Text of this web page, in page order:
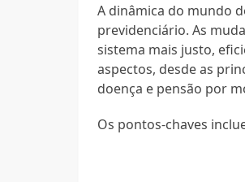
A dinâmica do mundo
previdenciário. As
sistema mais justo,
aspectos, desde as
doença e pensão por
Os pontos-chaves